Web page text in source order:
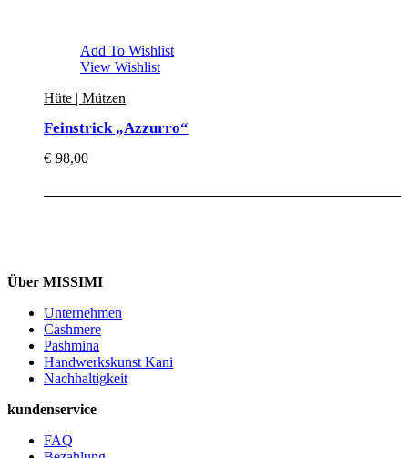
Add To Wishlist
View Wishlist
Hüte | Mützen
Feinstrick „Azzurro“
€ 98,00
Über MISSIMI
Unternehmen
Cashmere
Pashmina
Handwerkskunst Kani
Nachhaltigkeit
kundenservice
FAQ